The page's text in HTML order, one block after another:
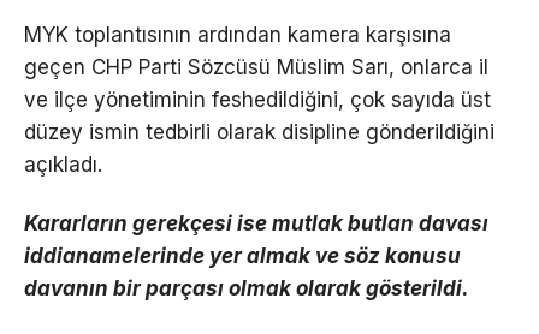
MYK toplantısının ardından kamera karşısına
geçen CHP Parti Sözcüsü Müslim Sarı, onlarca il
ve ilçe yönetiminin feshedildiğini, çok sayıda üst
düzey ismin tedbirli olarak disipline gönderildiğini
açıkladı.
Kararların gerekçesi ise mutlak butlan davası
iddianamelerinde yer almak ve söz konusu
davanın bir parçası olmak olarak gösterildi.